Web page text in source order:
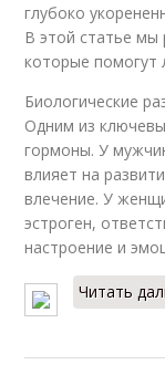
глубоко
В этой статье мы
которые помогут
Биологические
Одним из
гормоны. У
влияет на
влечение. У
эстроген,
настроение и
Читать